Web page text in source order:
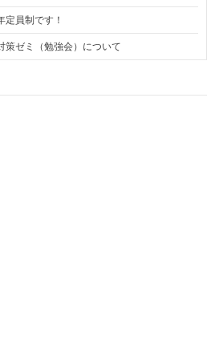
員制です！
策ゼミ（勉強会）について